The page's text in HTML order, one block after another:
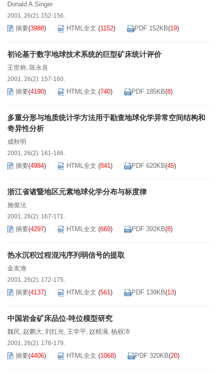
Donald A.Singer
2001, 26(2): 152-156.
摘要(3988) HTML全文 (1152) PDF 152KB(19)
初论基于数字地球技术系统的巨型矿床统计评价
王世称, 陈永良
2001, 26(2): 157-160.
摘要(4190) HTML全文 (740) PDF 185KB(8)
多重分形与地质统计学方法用于勘查地球化学异常空间结构和
奇异性分析
成秋明
2001, 26(2): 161-166.
摘要(4984) HTML全文 (841) PDF 620KB(45)
浙江省诸暨地区元素地球化学分布与标度律
施俊法
2001, 26(2): 167-171.
摘要(4297) HTML全文 (669) PDF 392KB(8)
热水沉积过程混沌序列弱信号的提取
金友渔
2001, 26(2): 172-175.
摘要(4137) HTML全文 (561) PDF 139KB(13)
中国岩金矿床品位-吨位模型研究
魏民, 赵鹏大, 刘红光, 王学平, 赵精满, 杨丽沛
2001, 26(2): 176-179.
摘要(4406) HTML全文 (1068) PDF 320KB(20)